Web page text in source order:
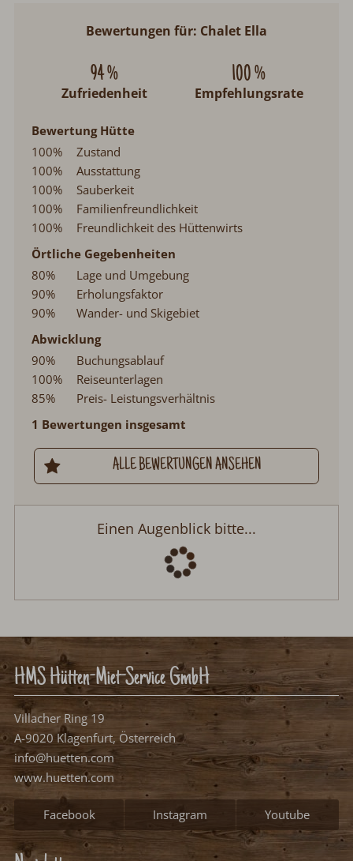
Bewertungen für: Chalet Ella
94 %
Zufriedenheit
100 %
Empfehlungsrate
Bewertung Hütte
100%
Zustand
100%
Ausstattung
100%
Sauberkeit
100%
Familienfreundlichkeit
100%
Freundlichkeit des Hüttenwirts
Örtliche Gegebenheiten
80%
Lage und Umgebung
90%
Erholungsfaktor
90%
Wander- und Skigebiet
Abwicklung
90%
Buchungsablauf
100%
Reiseunterlagen
85%
Preis- Leistungsverhältnis
1 Bewertungen insgesamt
ALLE BEWERTUNGEN ANSEHEN
keine Auswahl
Anreisetag wählen
Bitte wählen Sie Ihren Anreisetag.
frei, mögliches Anreisedatum
frei, kein Anreisedatum belegt
Weiter